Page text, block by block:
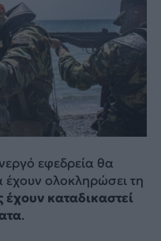
εφεδρεία θα
έχουν ολοκληρώσει τη
έχουν καταδικαστεί
.